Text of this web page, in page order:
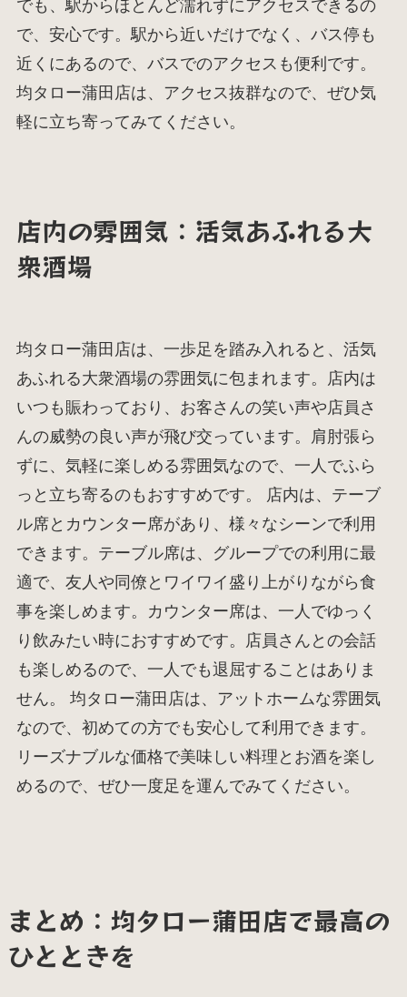
でも、駅からほとんど濡れずにアクセスできるの
で、安心です。駅から近いだけでなく、バス停も
近くにあるので、バスでのアクセスも便利です。
均タロー蒲田店は、アクセス抜群なので、ぜひ気
軽に立ち寄ってみてください。
店内の雰囲気：活気あふれる大
衆酒場
均タロー蒲田店は、一歩足を踏み入れると、活気
あふれる大衆酒場の雰囲気に包まれます。店内は
いつも賑わっており、お客さんの笑い声や店員さ
んの威勢の良い声が飛び交っています。肩肘張ら
ずに、気軽に楽しめる雰囲気なので、一人でふら
っと立ち寄るのもおすすめです。 店内は、テーブ
ル席とカウンター席があり、様々なシーンで利用
できます。テーブル席は、グループでの利用に最
適で、友人や同僚とワイワイ盛り上がりながら食
事を楽しめます。カウンター席は、一人でゆっく
り飲みたい時におすすめです。店員さんとの会話
も楽しめるので、一人でも退屈することはありま
せん。 均タロー蒲田店は、アットホームな雰囲気
なので、初めての方でも安心して利用できます。
リーズナブルな価格で美味しい料理とお酒を楽し
めるので、ぜひ一度足を運んでみてください。
まとめ：均タロー蒲田店で最高の
ひとときを